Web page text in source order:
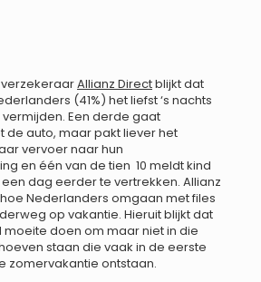
Allianz Directblijkt dat
(41%) het liefst ‘s nachts
Een derde gaat
de auto, maar pakt liever het
vervoer naar hun
en één van de tien 10 meldt kind
dag eerder te vertrekken. Allianz
Nederlanders omgaan met files
op vakantie. Hieruit blijkt dat
doen om maar niet in die
staan die vaak in de eerste
zomervakantie ontstaan.